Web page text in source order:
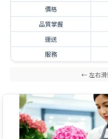
價格
品質掌握
運送
服務